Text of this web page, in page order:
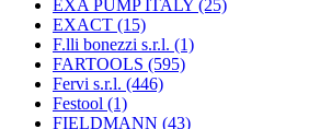
EXA PUMP ITALY (25)
EXACT (15)
F.lli bonezzi s.r.l. (1)
FARTOOLS (595)
Fervi s.r.l. (446)
Festool (1)
FIELDMANN (43)